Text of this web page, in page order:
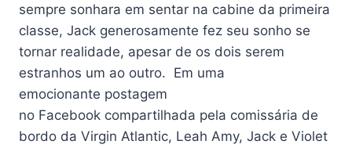
sempre sonhara em sentar na cabine da primeira
classe, Jack generosamente fez seu sonho se
tornar realidade, apesar de os dois serem
estranhos um ao outro. Em uma
emocionante postagem
no Facebook compartilhada pela comissária de
bordo da Virgin Atlantic, Leah Amy, Jack e Violet